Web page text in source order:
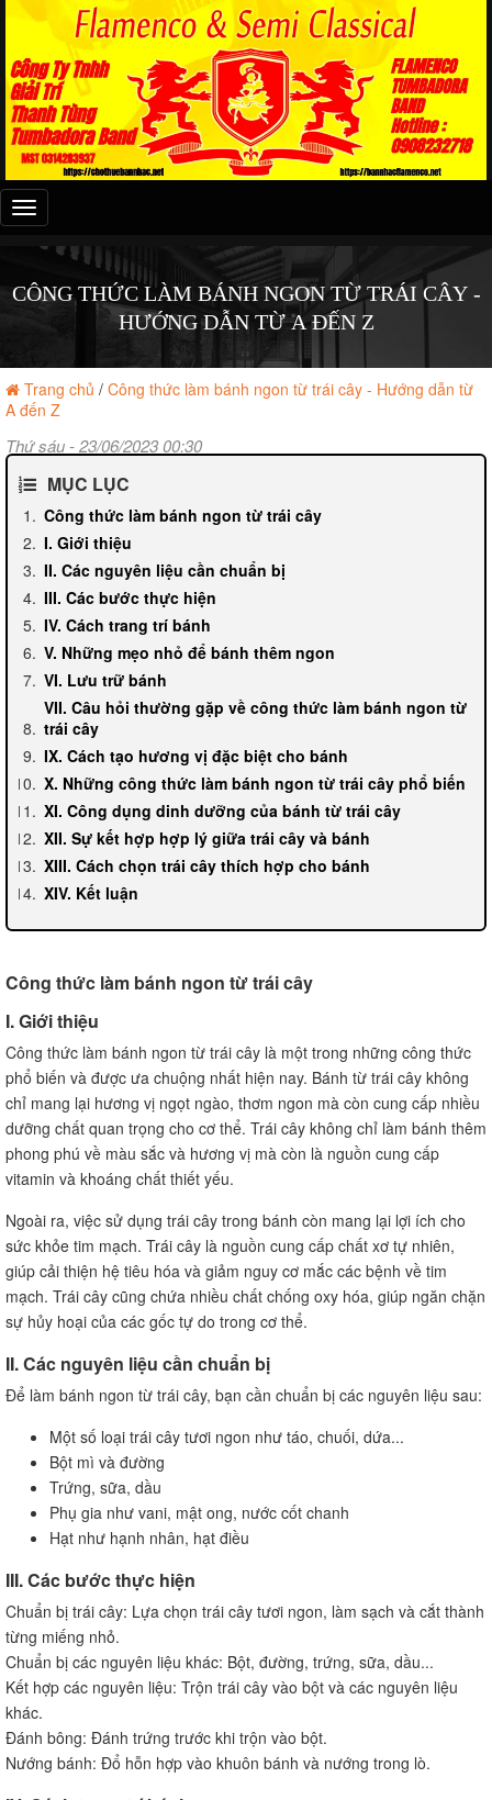
Đây
là
menu
CÔNG THỨC LÀM BÁNH NGON TỪ TRÁI CÂY -
HƯỚNG DẪN TỪ A ĐẾN Z
Trang chủ / Công thức làm bánh ngon từ trái cây - Hướng dẫn từ
A đến Z
Thứ sáu - 23/06/2023 00:30
MỤC LỤC
Công thức làm bánh ngon từ trái cây
I. Giới thiệu
II. Các nguyên liệu cần chuẩn bị
III. Các bước thực hiện
IV. Cách trang trí bánh
V. Những mẹo nhỏ để bánh thêm ngon
VI. Lưu trữ bánh
VII. Câu hỏi thường gặp về công thức làm bánh ngon từ
trái cây
IX. Cách tạo hương vị đặc biệt cho bánh
X. Những công thức làm bánh ngon từ trái cây phổ biến
XI. Công dụng dinh dưỡng của bánh từ trái cây
XII. Sự kết hợp hợp lý giữa trái cây và bánh
XIII. Cách chọn trái cây thích hợp cho bánh
XIV. Kết luận
Công thức làm bánh ngon từ trái cây
I. Giới thiệu
Công thức làm bánh ngon từ trái cây là một trong những công thức
phổ biến và được ưa chuộng nhất hiện nay. Bánh từ trái cây không
chỉ mang lại hương vị ngọt ngào, thơm ngon mà còn cung cấp nhiều
dưỡng chất quan trọng cho cơ thể. Trái cây không chỉ làm bánh thêm
phong phú về màu sắc và hương vị mà còn là nguồn cung cấp
vitamin và khoáng chất thiết yếu.
Ngoài ra, việc sử dụng trái cây trong bánh còn mang lại lợi ích cho
sức khỏe tim mạch. Trái cây là nguồn cung cấp chất xơ tự nhiên,
giúp cải thiện hệ tiêu hóa và giảm nguy cơ mắc các bệnh về tim
mạch. Trái cây cũng chứa nhiều chất chống oxy hóa, giúp ngăn chặn
sự hủy hoại của các gốc tự do trong cơ thể.
II. Các nguyên liệu cần chuẩn bị
Để làm bánh ngon từ trái cây, bạn cần chuẩn bị các nguyên liệu sau:
Một số loại trái cây tươi ngon như táo, chuối, dứa...
Bột mì và đường
Trứng, sữa, dầu
Phụ gia như vani, mật ong, nước cốt chanh
Hạt như hạnh nhân, hạt điều
III. Các bước thực hiện
Chuẩn bị trái cây: Lựa chọn trái cây tươi ngon, làm sạch và cắt thành
từng miếng nhỏ.
Chuẩn bị các nguyên liệu khác: Bột, đường, trứng, sữa, dầu...
Kết hợp các nguyên liệu: Trộn trái cây vào bột và các nguyên liệu
khác.
Đánh bông: Đánh trứng trước khi trộn vào bột.
Nướng bánh: Đổ hỗn hợp vào khuôn bánh và nướng trong lò.